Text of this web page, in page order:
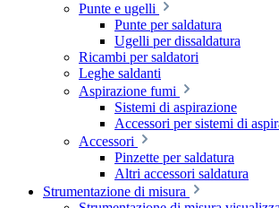
Punte e ugelli
Punte per saldatura
Ugelli per dissaldatura
Ricambi per saldatori
Leghe saldanti
Aspirazione fumi
Sistemi di aspirazione
Accessori per sistemi di
Accessori
Pinzette per saldatura
Altri accessori saldatura
Strumentazione di misura